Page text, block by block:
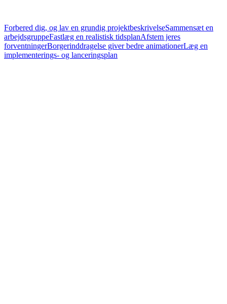
Forbered dig, og lav en grundig projektbeskrivelseSammensæt en
arbejdsgruppeFastlæg en realistisk tidsplanAfstem jeres
forventningerBorgerinddragelse giver bedre animationerLæg en
implementerings- og lanceringsplan